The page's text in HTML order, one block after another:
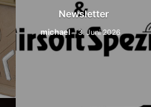
Newsletter
michael 3. Juni 2026